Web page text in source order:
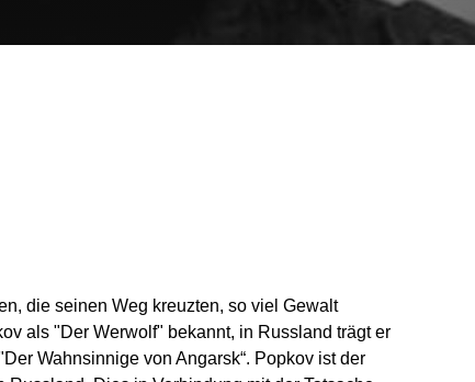
die seinen Weg kreuzten, so viel Gewalt
als "Der Werwolf" bekannt, in Russland trägt er
Wahnsinnige von Angarsk“. Popkov ist der